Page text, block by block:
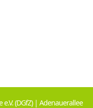
(DGfZ) | Adenauerallee